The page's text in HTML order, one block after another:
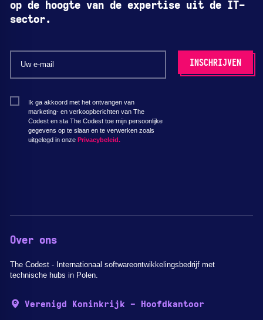
op de hoogte van de expertise uit de IT-
sector.
Ik ga akkoord met het ontvangen van
marketing- en verkoopberichten van The
Codest en sta The Codest toe mijn persoonlijke
gegevens op te slaan en te verwerken zoals
uitgelegd in onze Privacybeleid.
Over ons
The Codest - Internationaal softwareontwikkelingsbedrijf met
technische hubs in Polen.
Verenigd Koninkrijk - Hoofdkantoor